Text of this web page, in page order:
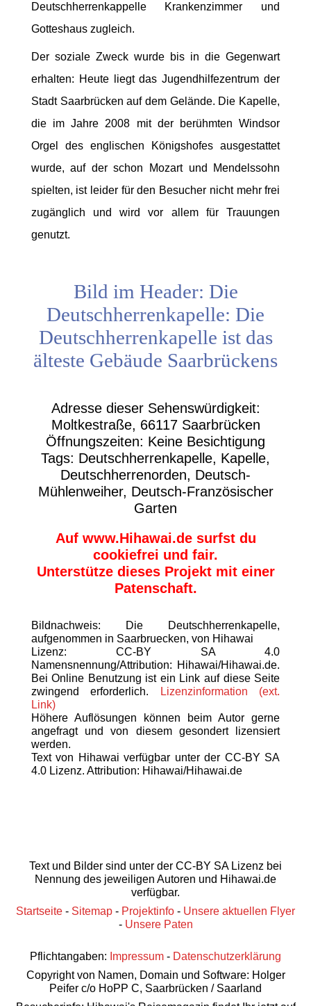
Deutschherrenkappelle Krankenzimmer und
Gotteshaus zugleich.
Der soziale Zweck wurde bis in die Gegenwart
erhalten: Heute liegt das Jugendhilfezentrum der
Stadt Saarbrücken auf dem Gelände. Die Kapelle,
die im Jahre 2008 mit der berühmten Windsor
Orgel des englischen Königshofes ausgestattet
wurde, auf der schon Mozart und Mendelssohn
spielten, ist leider für den Besucher nicht mehr frei
zugänglich und wird vor allem für Trauungen
genutzt.
Bild im Header: Die
Deutschherrenkapelle: Die
Deutschherrenkapelle ist das
älteste Gebäude Saarbrückens
Adresse dieser Sehenswürdigkeit:
Moltkestraße, 66117 Saarbrücken
Öffnungszeiten: Keine Besichtigung
Tags: Deutschherrenkapelle, Kapelle,
Deutschherrenorden, Deutsch-
Mühlenweiher, Deutsch-Französischer
Garten
Auf www.Hihawai.de surfst du
cookiefrei und fair.
Unterstütze dieses Projekt mit einer
Patenschaft.
Bildnachweis: Die Deutschherrenkapelle,
aufgenommen in Saarbruecken, von Hihawai
Lizenz: CC-BY SA 4.0
Namensnennung/Attribution: Hihawai/Hihawai.de.
Bei Online Benutzung ist ein Link auf diese Seite
zwingend erforderlich.
Lizenzinformation (ext.
Link)
Höhere Auflösungen können beim Autor gerne
angefragt und von diesem gesondert lizensiert
werden.
Text von Hihawai verfügbar unter der CC-BY SA
4.0 Lizenz. Attribution: Hihawai/Hihawai.de
Text und Bilder sind unter der CC-BY SA Lizenz bei
Nennung des jeweiligen Autoren und Hihawai.de
verfügbar.
Startseite - Sitemap - Projektinfo - Unsere aktuellen Flyer
- Unsere Paten
Pflichtangaben: Impressum - Datenschutzerklärung
Copyright von Namen, Domain und Software: Holger
Peifer c/o HoPP C, Saarbrücken / Saarland